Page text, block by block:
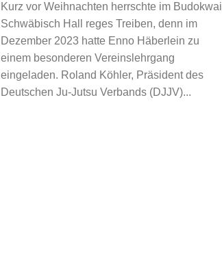
Kurz vor Weihnachten herrschte im Budokwai
Schwäbisch Hall reges Treiben, denn im
Dezember 2023 hatte Enno Häberlein zu
einem besonderen Vereinslehrgang
eingeladen. Roland Köhler, Präsident des
Deutschen Ju-Jutsu Verbands (DJJV)...